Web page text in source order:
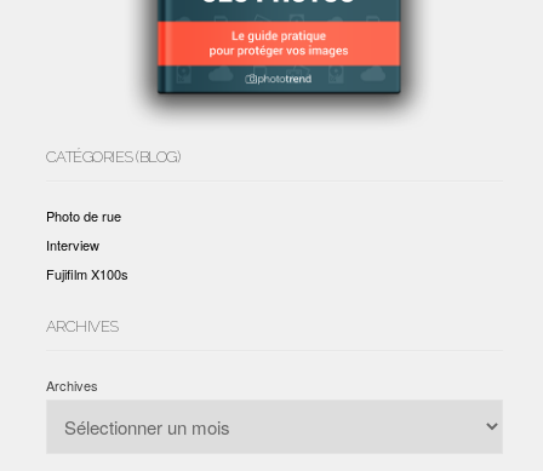
CATÉGORIES (BLOG)
Photo de rue
Interview
Fujifilm X100s
ARCHIVES
Archives